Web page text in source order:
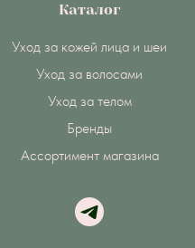
Каталог
Уход за кожей лица и шеи
Уход за волосами
Уход за телом
Бренды
Ассортимент магазина